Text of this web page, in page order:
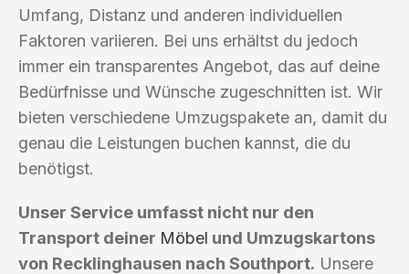
Umfang, Distanz und anderen individuellen
Faktoren variieren. Bei uns erhältst du jedoch
immer ein transparentes Angebot, das auf deine
Bedürfnisse und Wünsche zugeschnitten ist. Wir
bieten verschiedene Umzugspakete an, damit du
genau die Leistungen buchen kannst, die du
benötigst.
Unser Service umfasst nicht nur den
Transport deiner Möbel und Umzugskartons
von Recklinghausen nach Southport. Unsere